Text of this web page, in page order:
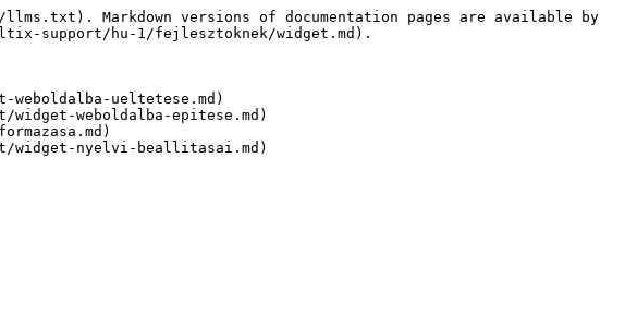
Markdown versions of documentation pages are available by
support/hu-1/fejlesztoknek/widget.md).
ueltetese.md)
weboldalba-epitese.md)